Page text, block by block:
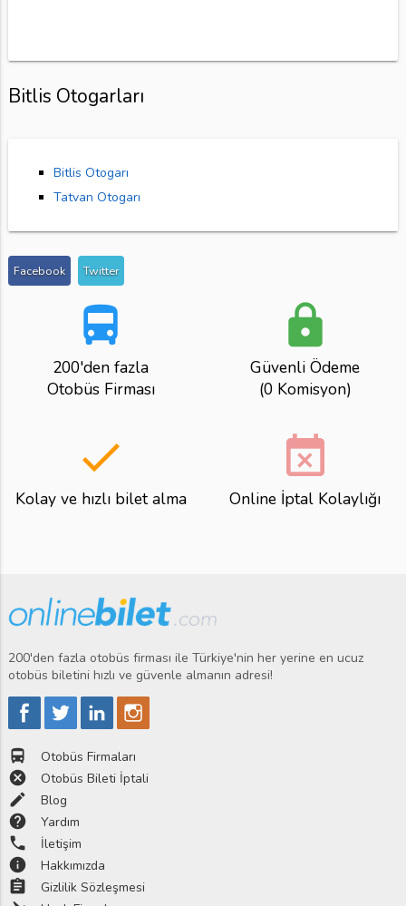
Bitlis Otogarları
Bitlis Otogarı
Tatvan Otogarı
Facebook Twitter
directions_bus
200'den fazla
Otobüs Firması
lock
Güvenli Ödeme
(0 Komisyon)
done
Kolay ve hızlı bilet alma
event_busy
Online İptal Kolaylığı
200'den fazla otobüs firması ile Türkiye'nin her yerine en ucuz
otobüs biletini hızlı ve güvenle almanın adresi!
directions_bus Otobüs Firmaları
cancel Otobüs Bileti İptali
edit Blog
help Yardım
phone İletişim
info Hakkımızda
assignment Gizlilik Sözleşmesi